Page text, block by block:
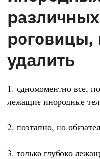
роговицы,
удалить
1. одномоментно все,
лежащие инородные
2. поэтапно, но
3. только глубоко